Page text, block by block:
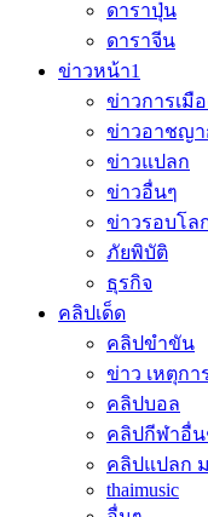
ดาราปุ่น
ดาราจีน
ข่าวหน้า1
ข่าวการเมือ
ข่าวอาชญา
ข่าวแปลก
ข่าวอื่นๆ
ข่าวรอบโล
ภัยพิบัติ
ธุรกิจ
คลิปเด็ด
คลิปขำขัน
ข่าว เหตุกา
คลิปบอล
คลิปกีฬาอื่น
คลิปแปลก
thaimusic